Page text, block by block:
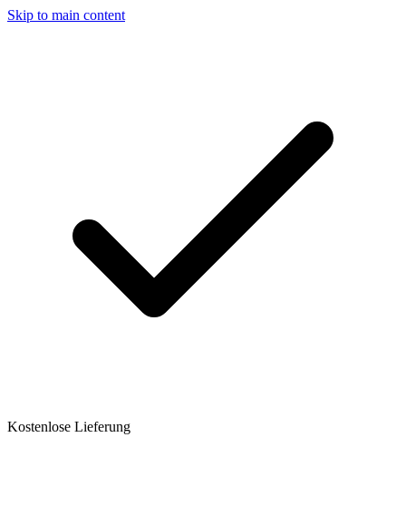
Skip to main content
Kostenlose Lieferung